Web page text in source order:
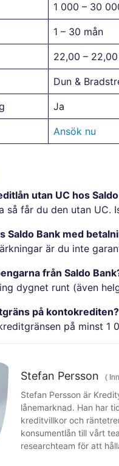
1 000 – 30
1 – 30 mån
22,00 – 22,00
Dun &
Ja
Ansök nu
utan UC hos
så får du den utan UC.
Saldo Bank med
är du inte
från Saldo
dygnet runt (även
på kontokrediten?
på minst 1
Stefan Persson (
Stefan Persson är
lånemarknad. Han har
kreditvillkor och
konsumentlån till vårt
researchteam för att